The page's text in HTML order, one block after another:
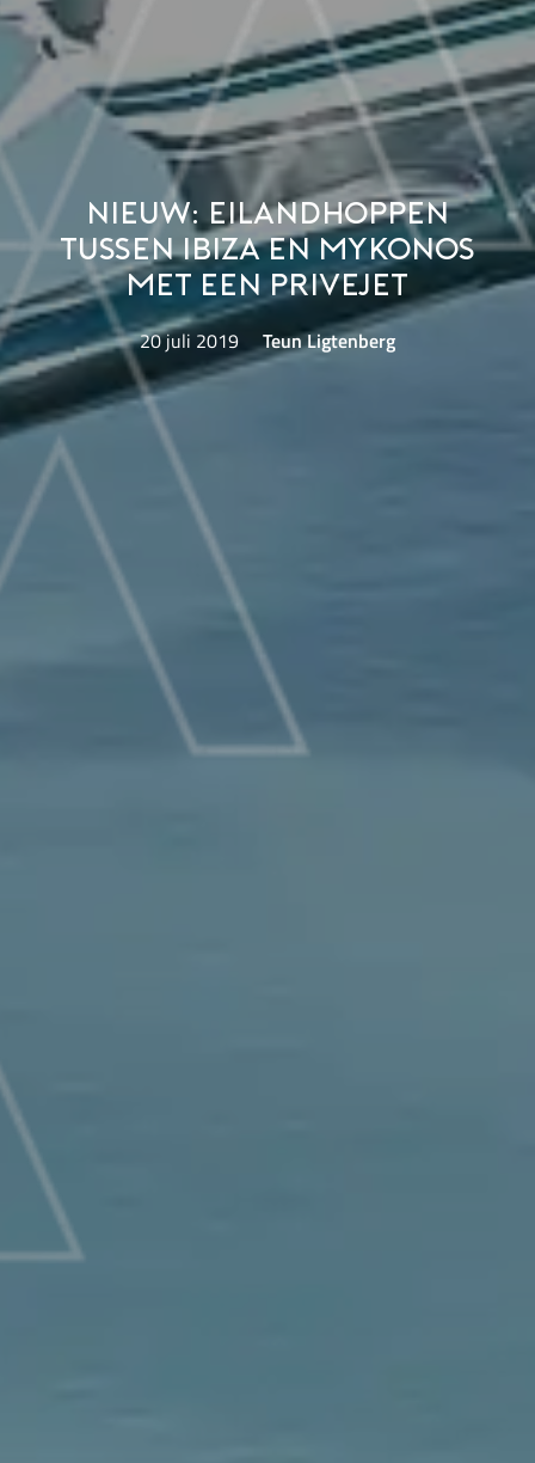
Nieuw: eilandhoppen
tussen Ibiza en Mykonos
met een privejet
20 juli 2019 Teun Ligtenberg